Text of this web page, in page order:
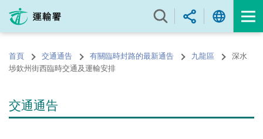
內
的
開
首頁 交通通告 有關臨時封路的最新通告 九龍區
深水
埗欽州街西臨時交通及運輸安排
交通通告